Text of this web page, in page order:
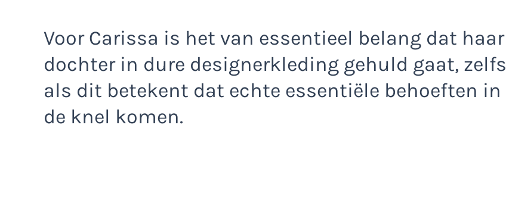
Voor Carissa is het van essentieel belang dat haar
dochter in dure designerkleding gehuld gaat, zelfs
als dit betekent dat echte essentiële behoeften in
de knel komen.